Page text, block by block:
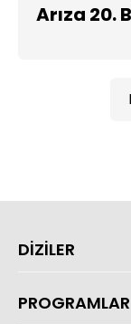
Arıza 20.
DİZİLER
PROGRAMLAR